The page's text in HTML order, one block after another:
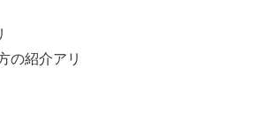
の紹介アリ